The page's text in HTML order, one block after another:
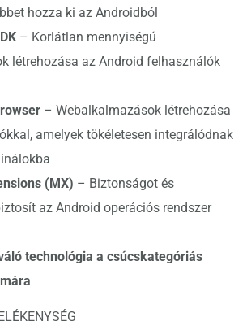
hozza ki az Androidból
– Korlátlan mennyiségú
létrehozása az Android felhasználók
– Webalkalmazások létrehozása
amelyek tökéletesen integrálódnak
(MX) – Biztonságot és
az Android operációs rendszer
technológia a csúcskategóriás